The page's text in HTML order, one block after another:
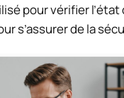
pour vérifier
s’assurer de la